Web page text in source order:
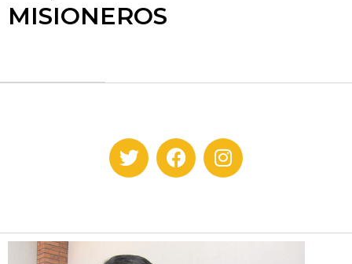
MISIONEROS